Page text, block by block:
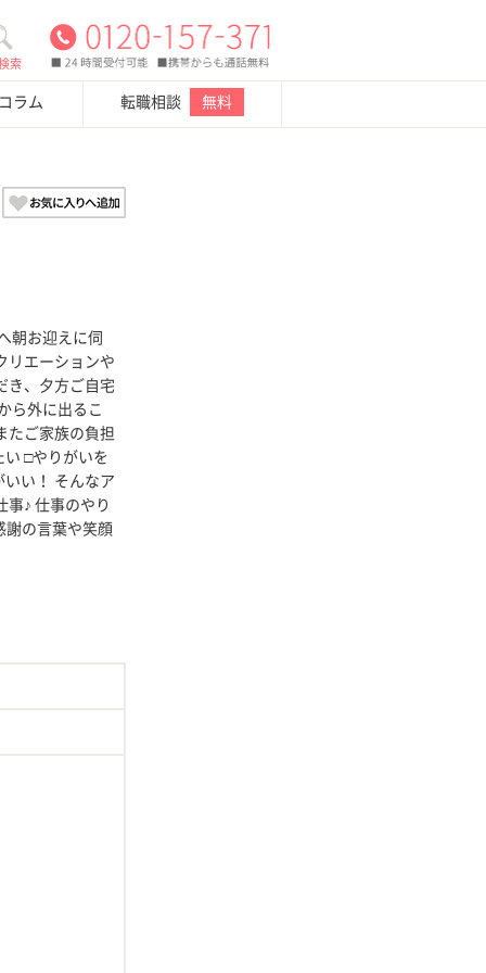
索
ラム 転職相談 無料
朝お迎えに伺
リエーションや
き、夕方ご自宅
ら外に出るこ
たご家族の負担
□やりがいを
い！ そんなア
事♪ 仕事のやり
謝の言葉や笑顔